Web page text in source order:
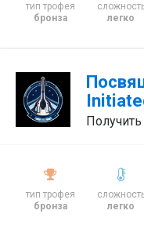
тип трофея
бронза
легко
тип трофея
бронза
легко